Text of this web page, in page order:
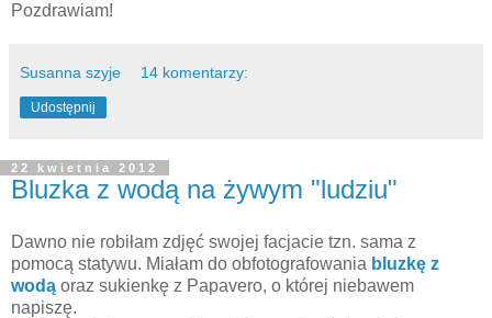
Pozdrawiam!
Susanna szyje 14 komentarzy:
Udostępnij
22 kwietnia 2012
Bluzka z wodą na żywym "ludziu"
Dawno nie robiłam zdjęć swojej facjacie tzn. sama z
pomocą statywu. Miałam do obfotografowania bluzkę z
wodą oraz sukienkę z Papavero, o której niebawem
napiszę.